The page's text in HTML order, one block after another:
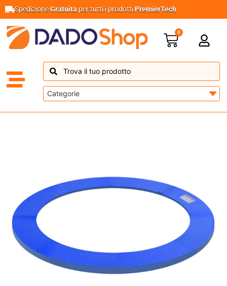
SpedizioneGratuita per tutti i prodottiPremierTech
0